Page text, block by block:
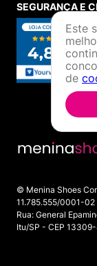
SEGURANÇA E
© Menina Shoes
11.785.555/0001-02
Rua: General
Itu/SP - CEP
Este
de